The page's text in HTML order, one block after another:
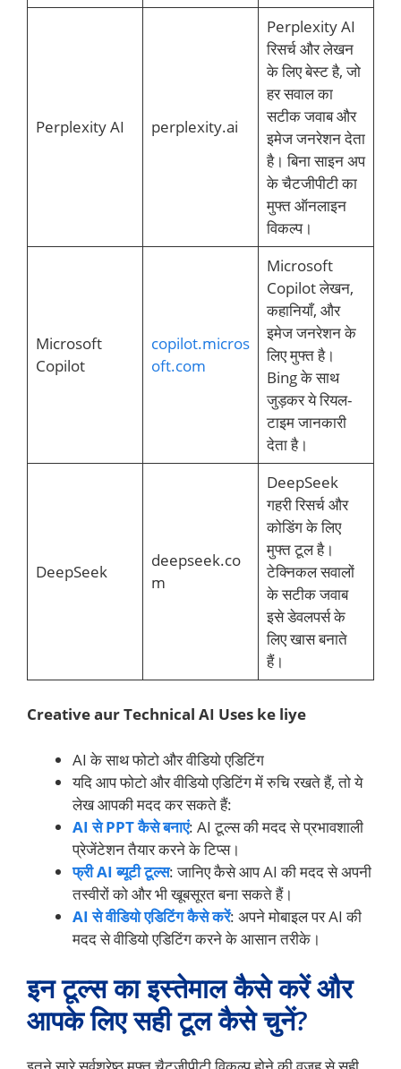
Perplexity AI perplexity.ai
Perplexity AI
रिसर्च और लेखन
के लिए बेस्ट है, जो
हर सवाल का
सटीक जवाब और
इमेज जनरेशन देता
है। बिना साइन अप
के चैटजीपीटी का
मुफ्त ऑनलाइन
विकल्प।
Microsoft
Copilot
copilot.micros
oft.com
Microsoft
Copilot लेखन,
कहानियाँ, और
इमेज जनरेशन के
लिए मुफ्त है।
Bing के साथ
जुड़कर ये रियल-
टाइम जानकारी
देता है।
DeepSeek
deepseek.co
m
DeepSeek
गहरी रिसर्च और
कोडिंग के लिए
मुफ्त टूल है।
टेक्निकल सवालों
के सटीक जवाब
इसे डेवलपर्स के
लिए खास बनाते
हैं।
Creative aur Technical AI Uses ke liye
AI के साथ फोटो और वीडियो एडिटिंग
यदि आप फोटो और वीडियो एडिटिंग में रुचि रखते हैं, तो ये
लेख आपकी मदद कर सकते हैं:
AI से PPT कैसे बनाएं: AI टूल्स की मदद से प्रभावशाली
प्रेजेंटेशन तैयार करने के टिप्स।
फ्री AI ब्यूटी टूल्स: जानिए कैसे आप AI की मदद से अपनी
तस्वीरों को और भी खूबसूरत बना सकते हैं।
AI से वीडियो एडिटिंग कैसे करें: अपने मोबाइल पर AI की
मदद से वीडियो एडिटिंग करने के आसान तरीके।
इन टूल्स का इस्तेमाल कैसे करें और
आपके लिए सही टूल कैसे चुनें?